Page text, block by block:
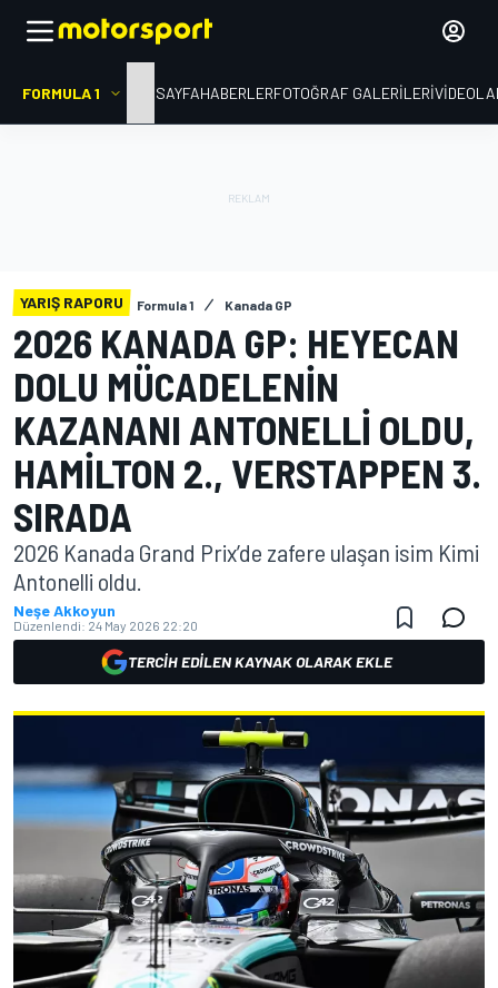
FORMULA 1 ANA SAYFAHABERLERFOTOĞRAF GALERILERI
YARIŞ RAPORU Formula 1 Kanada GP
2026 KANADA GP: HEYECAN
DOLU MÜCADELENIN
KAZANANI ANTONELLI OLDU,
HAMILTON 2., VERSTAPPEN 3.
SIRADA
2026 Kanada Grand Prix’de zafere ulaşan isim Kimi
Antonelli oldu.
Neşe Akkoyun
Düzenlendi: 24 May 2026 22:20
TERCIH EDILEN KAYNAK OLARAK EKLE